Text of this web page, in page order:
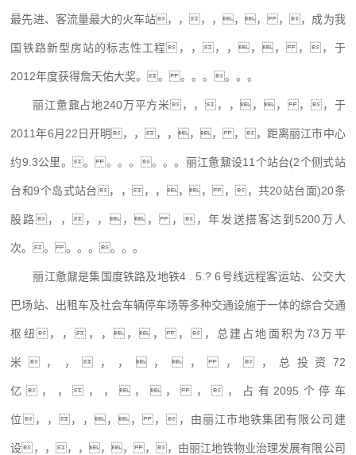
最先进、客流量最大的火车站，，，，，， ，，成为我
国铁路新型房站的标志性工程，，，，，， ，，于
2012年度获得詹天佑大奖。。 。。。。。。
丽江惫鼐占地240万平方米，，，，，， ，，于
2011年6月22日开明，，，，，， ，，距离丽江市中心
约9.3公里。。 。。。。。。丽江惫鼐设11个站台(2个侧式站
台和9个岛式站台，，，，，， ，，共20站台面)20条
股路，，，，，， ，，年发送搭客达到5200万人
次。。 。。。。。。
丽江惫鼐是集国度铁路及地铁4 . 5.? 6号线远程客运站、公交大
巴场站、出租车及社会车辆停车场等多种交通设施于一体的综合交通
枢纽，，，，，， ，，总建占地面积为73万平
米，，，，，， ，，总投资72
亿，，，，，， ，，占有2095个停车
位，，，，，， ，，由丽江市地铁集团有限公司建
设，，，，，， ，，由丽江地铁物业治理发展有限公司